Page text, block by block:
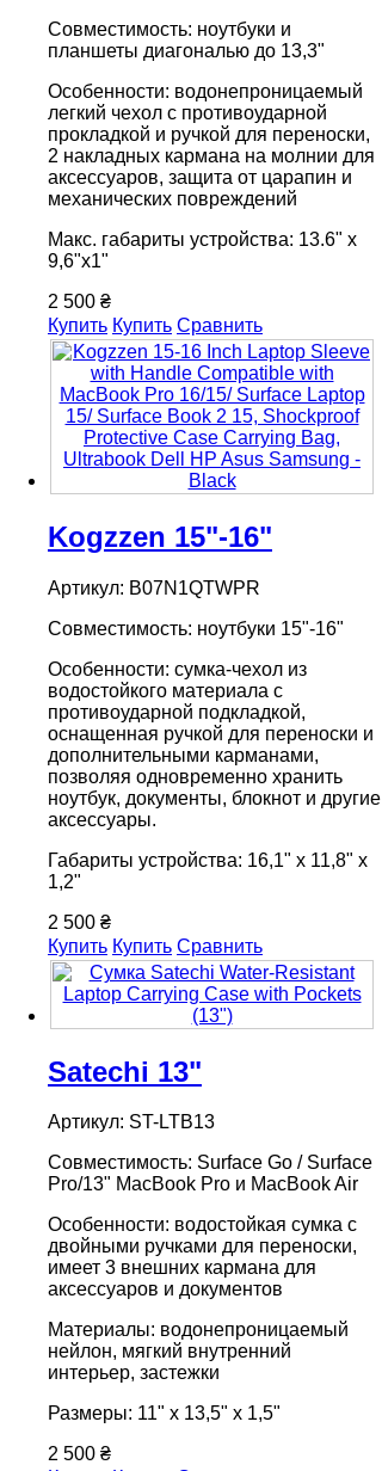
Совместимость: ноутбуки и
планшеты диагональю до 13,3"
Особенности: водонепроницаемый
легкий чехол с противоударной
прокладкой и ручкой для переноски,
2 накладных кармана на молнии для
аксессуаров, защита от царапин и
механических повреждений
Макс. габариты устройства: 13.6" х
9,6"х1"
2 500 ₴
Купить Купить Сравнить
Kogzzen 15"-16"
Артикул: B07N1QTWPR
Совместимость: ноутбуки 15"-16"
Особенности: сумка-чехол из
водостойкого материала с
противоударной подкладкой,
оснащенная ручкой для переноски и
дополнительными карманами,
позволяя одновременно хранить
ноутбук, документы, блокнот и другие
аксессуары.
Габариты устройства: 16,1" x 11,8" x
1,2"
2 500 ₴
Купить Купить Сравнить
Satechi 13"
Артикул: ST-LTB13
Совместимость: Surface Go / Surface
Pro/13" MacBook Pro и MacBook Air
Особенности: водостойкая сумка с
двойными ручками для переноски,
имеет 3 внешних кармана для
аксессуаров и документов
Материалы: водонепроницаемый
нейлон, мягкий внутренний
интерьер, застежки
Размеры: 11" х 13,5" х 1,5"
2 500 ₴